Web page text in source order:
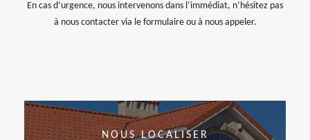
En cas d’urgence, nous intervenons dans l’immédiat, n’hésitez pas
à nous contacter via le formulaire ou à nous appeler.
NOUS LOCALISER